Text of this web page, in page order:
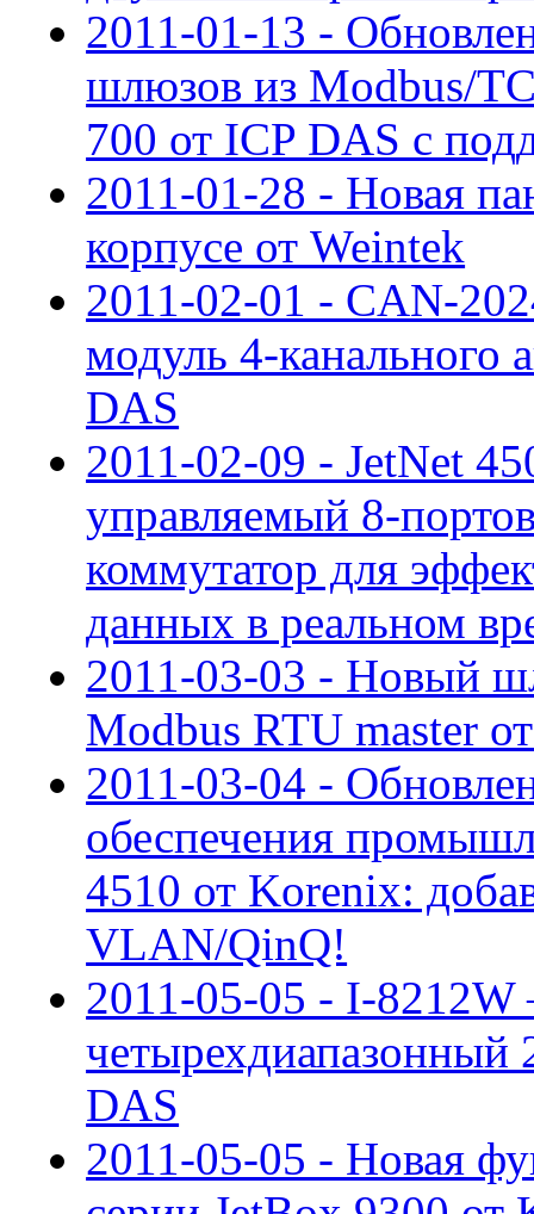
2011-01-13 -
шлюзов из Modbus/
700 от ICP DAS с
2011-01-28 - Новая
корпусе от Weintek
2011-02-01 - CAN-
модуль 4-канального
DAS
2011-02-09 - JetNet
управляемый 8-
коммутатор для
данных в реальном
2011-03-03 - Новый
Modbus RTU master
2011-03-04 -
обеспечения
4510 от Korenix:
VLAN/QinQ!
2011-05-05 - I-
четырехдиапазонный
DAS
2011-05-05 - Новая